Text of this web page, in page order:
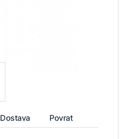
Dostava Povrat